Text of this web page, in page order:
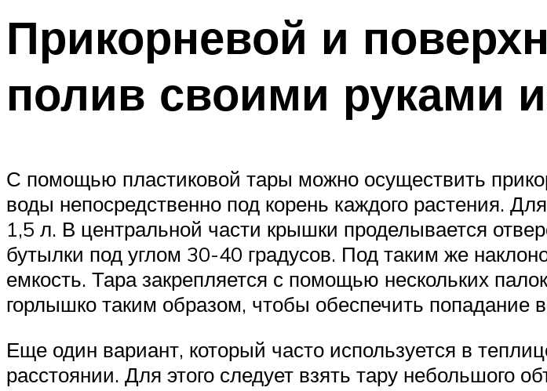
Прикорневой и
полив своими руками
С помощью пластиковой тары можно осуществить
воды непосредственно под корень каждого растения.
1,5 л. В центральной части крышки проделывается
бутылки под углом 30-40 градусов. Под таким же
емкость. Тара закрепляется с помощью нескольких
горлышко таким образом, чтобы обеспечить попадание
Еще один вариант, который часто используется в
расстоянии. Для этого следует взять тару небольшого